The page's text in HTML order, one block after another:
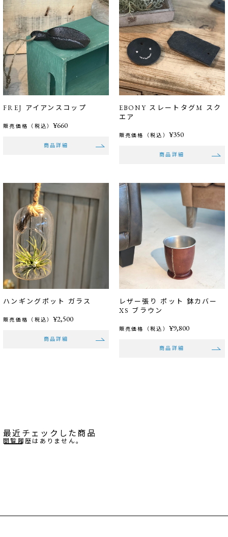
FREJ アイアンスコップ
販売価格（税込）¥660
商品詳細
EBONY スレートタグM スク
エア
販売価格（税込） ¥350
商品詳細
ハンギングポット ガラス
販売価格（税込） ¥2,500
商品詳細
レザー張り ポット 鉢カバー
XS ブラウン
販売価格（税込） ¥9,800
商品詳細
最近チェックした商品
閲覧履歴はありません。